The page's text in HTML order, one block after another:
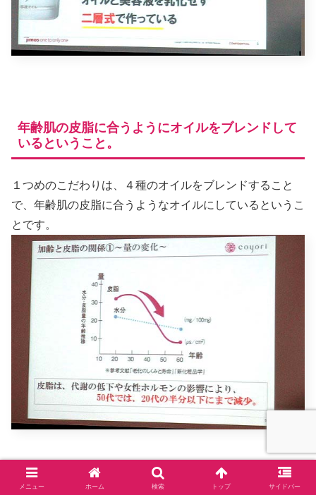
年齢肌の皮脂に合うようにオイルをブレンドして
いるということ。
１つめのこだわりは、４種のオイルをブレンドすること
で、年齢肌の皮脂に合うようなオイルにしているというこ
とです。
メニュー ホーム 検索 トップ サイドバー